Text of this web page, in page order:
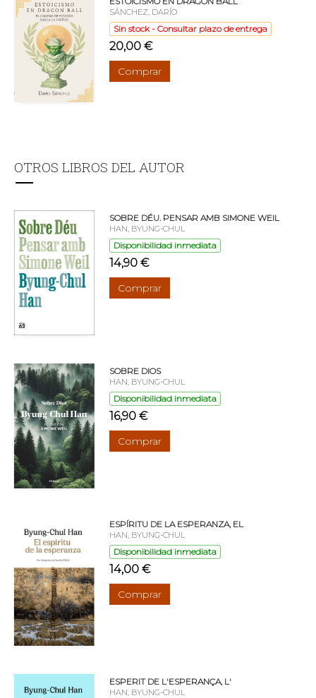
SÁNCHEZ, DARÍO
Sin stock - Consultar plazo de entrega
20,00 €
Comprar
OTROS LIBROS DEL AUTOR
SOBRE DÉU. PENSAR AMB SIMONE WEIL
HAN, BYUNG-CHUL
Disponibilidad inmediata
14,90 €
Comprar
SOBRE DIOS
HAN, BYUNG-CHUL
Disponibilidad inmediata
16,90 €
Comprar
ESPÍRITU DE LA ESPERANZA, EL
HAN, BYUNG-CHUL
Disponibilidad inmediata
14,00 €
Comprar
ESPERIT DE L'ESPERANÇA, L'
HAN, BYUNG-CHUL